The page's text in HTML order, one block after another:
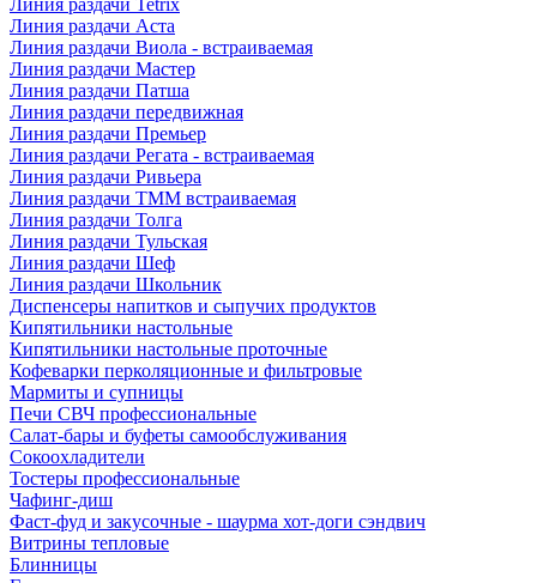
Линия раздачи Tetrix
Линия раздачи Аста
Линия раздачи Виола - встраиваемая
Линия раздачи Мастер
Линия раздачи Патша
Линия раздачи передвижная
Линия раздачи Премьер
Линия раздачи Регата - встраиваемая
Линия раздачи Ривьера
Линия раздачи ТММ встраиваемая
Линия раздачи Толга
Линия раздачи Тульская
Линия раздачи Шеф
Линия раздачи Школьник
Диспенсеры напитков и сыпучих продуктов
Кипятильники настольные
Кипятильники настольные проточные
Кофеварки перколяционные и фильтровые
Мармиты и супницы
Печи СВЧ профессиональные
Салат-бары и буфеты самообслуживания
Сокоохладители
Тостеры профессиональные
Чафинг-диш
Фаст-фуд и закусочные - шаурма хот-доги сэндвич
Витрины тепловые
Блинницы